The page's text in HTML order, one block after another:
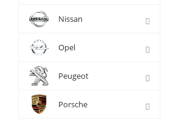
Nissan
Opel
Peugeot
Porsche